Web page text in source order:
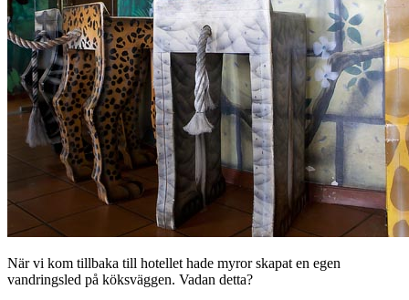
När vi kom tillbaka till hotellet hade myror skapat en egen
vandringsled på köksväggen. Vadan detta?